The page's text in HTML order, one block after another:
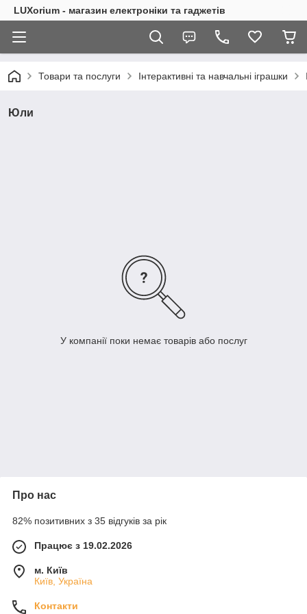
LUXorium - магазин електроніки та гаджетів
Товари та послуги Інтерактивні та навчальні іграшки
Юли
У компанії поки немає товарів або послуг
Про нас
82% позитивних з 35 відгуків за рік
Працює з 19.02.2026
м. Київ
Київ, Україна
Контакти